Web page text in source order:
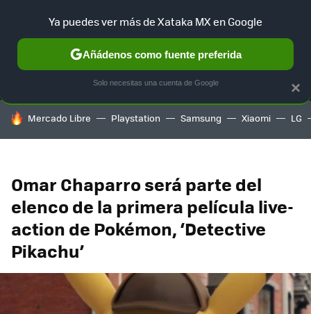
MENÚ NUEVO
GAMING HOME AUTO
HOY SE HABLA DE
Mercado Libre Playstation Samsung Xiaomi LG
Omar Chaparro será parte del
elenco de la primera película live-
action de Pokémon, ‘Detective
Pikachu’
×
Ya puedes ver más de Xataka MX en Google
Añádenos como fuente preferida
Solo necesitas una cuenta de Google